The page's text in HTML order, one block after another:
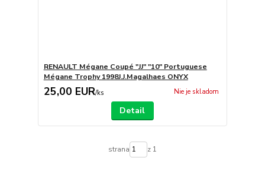
RENAULT Mégane Coupé "JJ" "10" Portuguese
Mégane Trophy 1998J.J.Magalhaes ONYX
25,00 EUR/ks Nie je skladom
Detail
strana z 1